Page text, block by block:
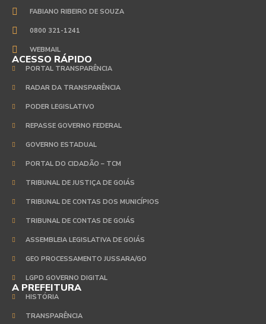
FABIANO RIBEIRO DE SOUZA
0800 321-1241
WEBMAIL
ACESSO RÁPIDO
PORTAL TRANSPARÊNCIA
RADAR DA TRANSPARÊNCIA
PODER LEGISLATIVO
REPASSE GOVERNO FEDERAL
GOVERNO ESTADUAL
PORTAL DO CIDADÃO – TCM
TRIBUNAL DE JUSTIÇA DE GOIÁS
TRIBUNAL DE CONTAS DOS MUNICÍPIOS
TRIBUNAL DE CONTAS DE GOIÁS
ASSEMBLEIA LEGISLATIVA DE GOIÁS
GEO PROCESSAMENTO JUSSARA/GO
LGPD GOVERNO DIGITAL
A PREFEITURA
HISTÓRIA
TRANSPARÊNCIA